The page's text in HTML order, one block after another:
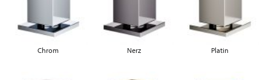
Chrom Nerz Platin